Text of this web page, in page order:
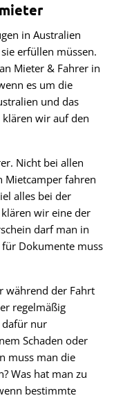
in Australien
erfüllen müssen.
Mieter & Fahrer in
es um die
und das
klären wir auf den
Nicht bei allen
Mietcamper fahren
alles bei der
wir eine der
darf man in
für Dokumente muss
während der Fahrt
regelmäßig
dafür nur
Schaden oder
muss man die
Was hat man zu
bestimmte